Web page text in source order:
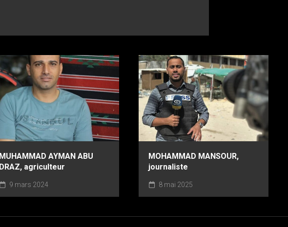
MUHAMMAD AYMAN ABU
DRAZ, agriculteur
9 mars 2024
MOHAMMAD MANSOUR,
journaliste
8 mai 2025